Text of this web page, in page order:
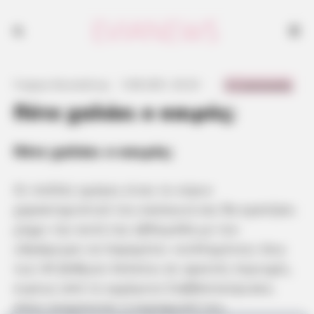
Πότε χαλάει ο καιρός;
Πότε χαλάει ο καιρός;
όπου αναμένεται η κορύφωσή του.